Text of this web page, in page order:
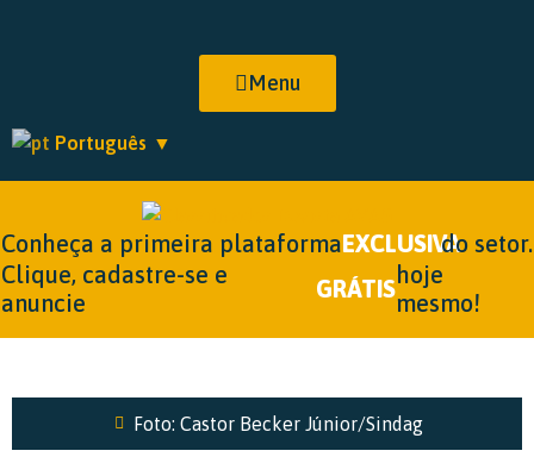
Menu
Português ▼
Conheça a primeira plataformaEXCLUSIVAdo setor.
Clique, cadastre-se e
anuncie
GRÁTIS
hoje
mesmo!
Foto: Castor Becker Júnior/Sindag